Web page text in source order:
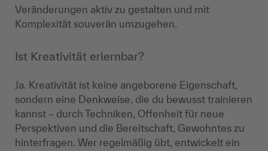
Veränderungen aktiv zu gestalten und mit
Komplexität souverän umzugehen.
Ist Kreativität erlernbar?
Ja. Kreativität ist keine angeborene Eigenschaft,
sondern eine Denkweise, die du bewusst trainieren
kannst – durch Techniken, Offenheit für neue
Perspektiven und die Bereitschaft, Gewohntes zu
hinterfragen. Wer regelmäßig übt, entwickelt ein